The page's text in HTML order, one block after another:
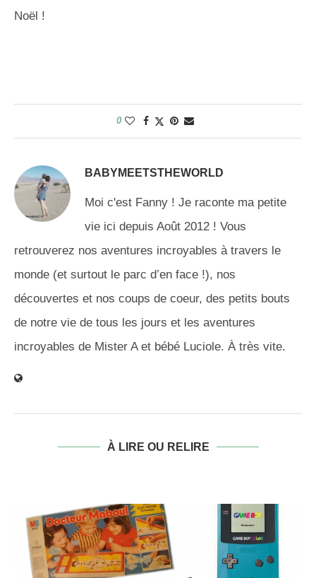
Noël !
0
BABYMEETSTHEWORLD
Moi c'est Fanny ! Je raconte ma petite
vie ici depuis Août 2012 ! Vous
retrouverez nos aventures incroyables à travers le
monde (et surtout le parc d’en face !), nos
découvertes et nos coups de coeur, des petits bouts
de notre vie de tous les jours et les aventures
incroyables de Mister A et bébé Luciole. À très vite.
À LIRE OU RELIRE